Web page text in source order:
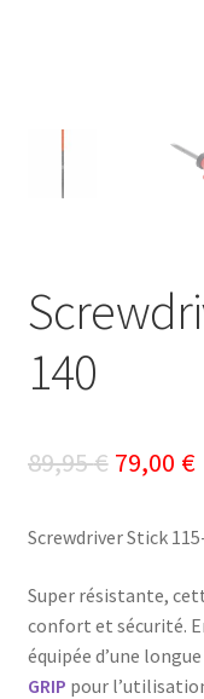
140
89,95€ Le
initial
était :
89,95 €.
79,00 €Le
Screwdriver Stick
Super résistante,
confort et sécurité.
équipée d’une
GRIP pour